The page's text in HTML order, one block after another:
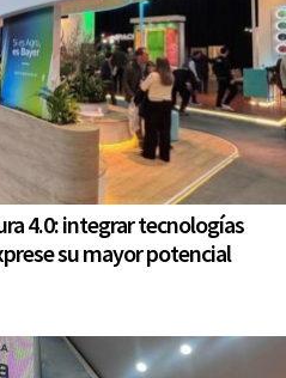
4.0: integrar tecnologías
su mayor potencial